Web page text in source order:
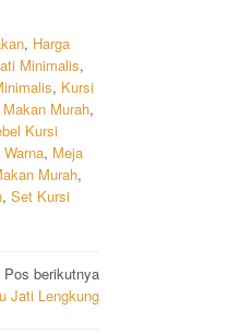
, Harga
Minimalis,
, Kursi
Murah,
Kursi
, Meja
Murah,
, Set Kursi
Pos berikutnya
Jati Lengkung